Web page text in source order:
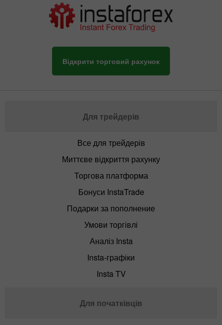
Відкрити торговий рахунок
Для трейдерів
Все для трейдерів
Миттєве відкриття рахунку
Торгова платформа
Бонуси InstaTrade
Подарки за пополнение
Умови торгівлі
Аналіз Insta
Insta-графіки
Insta TV
Для початківців